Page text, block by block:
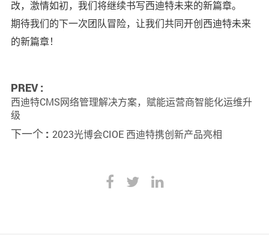
改，激情如初，我们将继续书写西迪特未来的新篇章。
期待我们的下一次团队冒险，让我们共同开创西迪特未来
的新篇章！
PREV :
西迪特CMS网络管理解决方案，赋能运营商智能化运维升
级
下一个 : 2023光博会CIOE 西迪特携创新产品亮相